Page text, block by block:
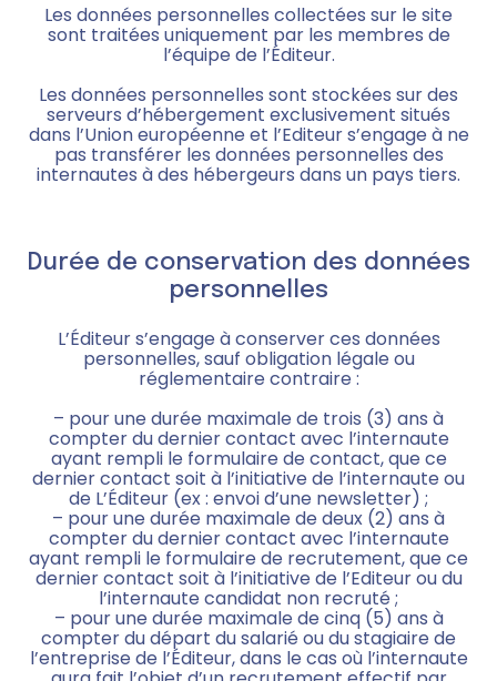
Les données personnelles collectées sur le site
sont traitées uniquement par les membres de
l’équipe de l’Éditeur.
Les données personnelles sont stockées sur des
serveurs d’hébergement exclusivement situés
dans l’Union européenne et l’Editeur s’engage à ne
pas transférer les données personnelles des
internautes à des hébergeurs dans un pays tiers.
Durée de conservation des données
personnelles
L’Éditeur s’engage à conserver ces données
personnelles, sauf obligation légale ou
réglementaire contraire :
– pour une durée maximale de trois (3) ans à
compter du dernier contact avec l’internaute
ayant rempli le formulaire de contact, que ce
dernier contact soit à l’initiative de l’internaute ou
de L’Éditeur (ex : envoi d’une newsletter) ;
– pour une durée maximale de deux (2) ans à
compter du dernier contact avec l’internaute
ayant rempli le formulaire de recrutement, que ce
dernier contact soit à l’initiative de l’Editeur ou du
l’internaute candidat non recruté ;
– pour une durée maximale de cinq (5) ans à
compter du départ du salarié ou du stagiaire de
l’entreprise de l’Éditeur, dans le cas où l’internaute